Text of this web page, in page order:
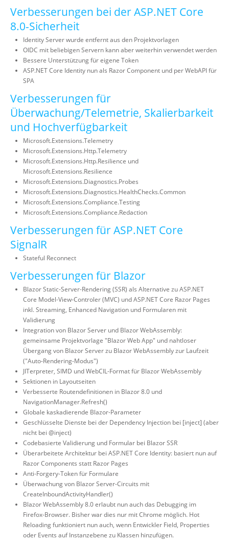
Verbesserungen bei der ASP.NET Core
8.0-Sicherheit
Identity Server wurde entfernt aus den Projektvorlagen
OIDC mit beliebigen Servern kann aber weiterhin verwendet werden
Bessere Unterstützung für eigene Token
ASP.NET Core Identity nun als Razor Component und per WebAPI für
SPA
Verbesserungen für
Überwachung/Telemetrie, Skalierbarkeit
und Hochverfügbarkeit
Microsoft.Extensions.Telemetry
Microsoft.Extensions.Http.Telemetry
Microsoft.Extensions.Http.Resilience und
Microsoft.Extensions.Resilience
Microsoft.Extensions.Diagnostics.Probes
Microsoft.Extensions.Diagnostics.HealthChecks.Common
Microsoft.Extensions.Compliance.Testing
Microsoft.Extensions.Compliance.Redaction
Verbesserungen für ASP.NET Core
SignalR
Stateful Reconnect
Verbesserungen für Blazor
Blazor Static-Server-Rendering (SSR) als Alternative zu ASP.NET
Core Model-View-Controler (MVC) und ASP.NET Core Razor Pages
inkl. Streaming, Enhanced Navigation und Formularen mit
Validierung
Integration von Blazor Server und Blazor WebAssembly:
gemeinsame Projektvorlage "Blazor Web App" und nahtloser
Übergang von Blazor Server zu Blazor WebAssembly zur Laufzeit
("Auto-Rendering-Modus")
JITerpreter, SIMD und WebCIL-Format für Blazor WebAssembly
Sektionen in Layoutseiten
Verbesserte Routendefinitionen in Blazor 8.0 und
NavigationManager.Refresh()
Globale kaskadierende Blazor-Parameter
Geschlüsselte Dienste bei der Dependency Injection bei [inject] (aber
nicht bei @inject)
Codebasierte Validierung und Formular bei Blazor SSR
Überarbeitete Architektur bei ASP.NET Core Identity: basiert nun auf
Razor Components statt Razor Pages
Anti-Forgery-Token für Formulare
Überwachung von Blazor Server-Circuits mit
CreateInboundActivityHandler()
Blazor WebAssembly 8.0 erlaubt nun auch das Debugging im
Firefox-Browser. Bisher war dies nur mit Chrome möglich. Hot
Reloading funktioniert nun auch, wenn Entwickler Field, Properties
oder Events auf Instanzebene zu Klassen hinzufügen.